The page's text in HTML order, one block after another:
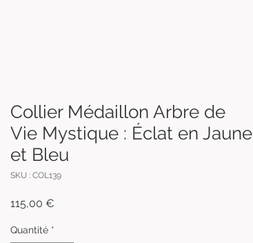
Collier Médaillon Arbre de
Vie Mystique : Éclat en Jaune
et Bleu
SKU : COL139
115,00 €
Quantité *